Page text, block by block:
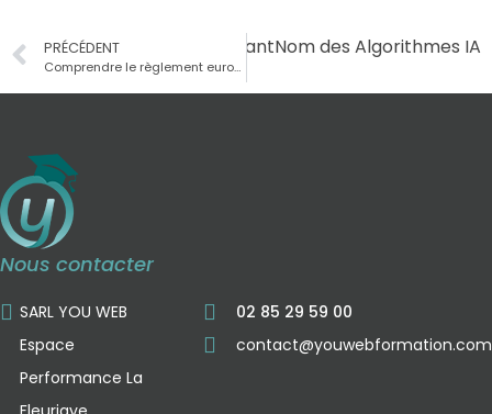
PRÉCÉDENT
Comprendre le règlement européen sur l’IA
SuivantNom des Algorithmes IA
Nous contacter
SARL YOU WEB
Espace
Performance La
02 85 29 59 00
contact@youwebformation.com